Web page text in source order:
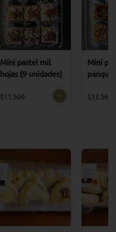
Mini pastel mil
hojas (9 unidades)
$11.500
Mini
$12.560